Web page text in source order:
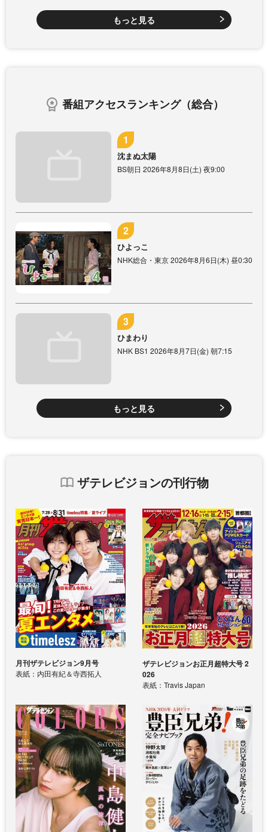
もっと見る
番組アクセスランキング（総合）
沈まぬ太陽
BS朝日 2026年8月8日(土) 夜9:00
ひよっこ
NHK総合・東京 2026年8月6日(木) 昼0:30
ひまわり
NHK BS1 2026年8月7日(金) 朝7:15
もっと見る
ザテレビジョンの刊行物
月刊ザテレビジョン9月号
表紙：内田有紀＆寺西拓人
ザテレビジョンお正月超特大号 2
026
表紙：Travis Japan